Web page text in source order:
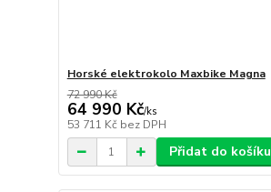
Horské elektrokolo Maxbike Magna
72 990 Kč
64 990 Kč/ks
53 711 Kč bez DPH
Přidat do košíku